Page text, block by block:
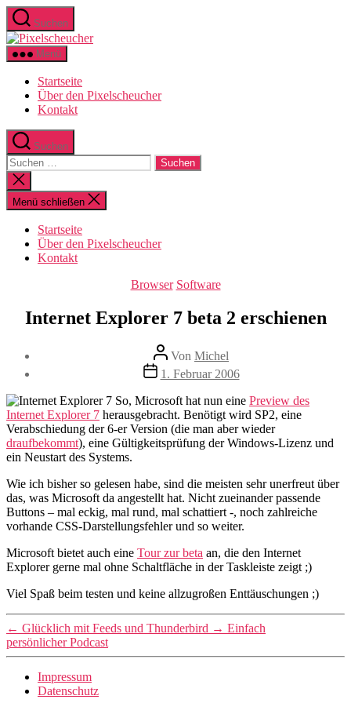
Zum
Inhalt
springen
Suchen
Pixelscheucher
Menü
Startseite
Über den Pixelscheucher
Kontakt
Suchen
Suchen
nach:
Suche
schließen
Menü schließen
Startseite
Über den Pixelscheucher
Kontakt
Kategorien
Browser Software
Internet Explorer 7 beta 2 erschienen
Beitragsautor
Von Michel
Veröffentlichungsdatum
1. Februar 2006
So, Microsoft hat nun eine Preview des
Internet Explorer 7 herausgebracht. Benötigt wird SP2, eine
Verabschiedung der 6-er Version (die man aber wieder
draufbekommt), eine Gültigkeitsprüfung der Windows-Lizenz und
ein Neustart des Systems.
Wie ich bisher so gelesen habe, sind die meisten sehr unerfreut über
das, was Microsoft da angestellt hat. Nicht zueinander passende
Buttons – mal eckig, mal rund, mal schattiert -, noch zahlreiche
vorhande CSS-Darstellungsfehler und so weiter.
Microsoft bietet auch eine Tour zur beta an, die den Internet
Explorer gerne mal ohne Schaltfläche in der Taskleiste zeigt ;)
Viel Spaß beim testen und keine allzugroßen Enttäuschungen ;)
← Glücklich mit Feeds und Thunderbird → Einfach
persönlicher Podcast
Impressum
Datenschutz